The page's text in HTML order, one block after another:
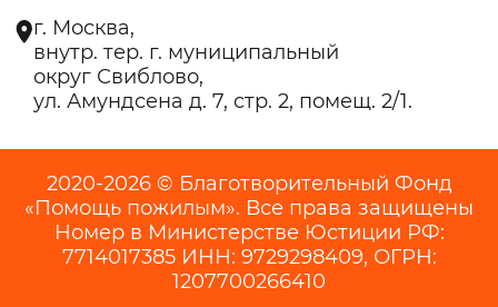
г. Москва,
внутр. тер. г. муниципальный
округ Свиблово,
ул. Амундсена д. 7, стр. 2, помещ. 2/1.
2020-2026 © Благотворительный Фонд
«Помощь пожилым». Все права защищены
Номер в Министерстве Юстиции РФ:
7714017385 ИНН: 9729298409, ОГРН:
1207700266410